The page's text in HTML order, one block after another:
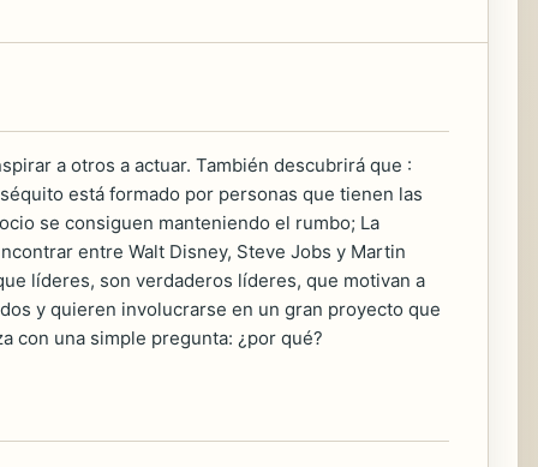
a otros a actuar. También descubrirá que :
está formado por personas que tienen las
se consiguen manteniendo el rumbo; La
entre Walt Disney, Steve Jobs y Martin
líderes, son verdaderos líderes, que motivan a
y quieren involucrarse en un gran proyecto que
con una simple pregunta: ¿por qué?